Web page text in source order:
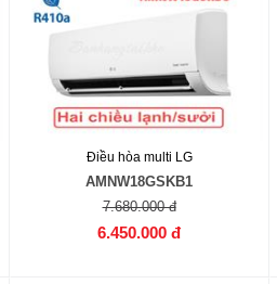
Điều hòa multi LG
AMNW18GSKB1
7.680.000 đ
6.450.000 đ